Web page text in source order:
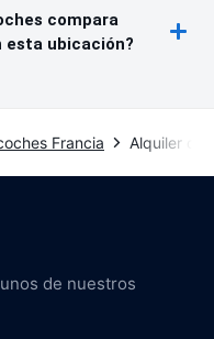
compara
esta ubicación?
Francia Alquiler de
de nuestros